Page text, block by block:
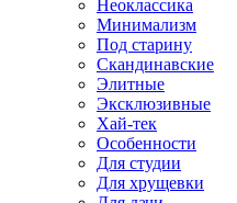
Неоклассика
Минимализм
Под старину
Скандинавские
Элитные
Эксклюзивные
Хай-тек
Особенности
Для студии
Для хрущевки